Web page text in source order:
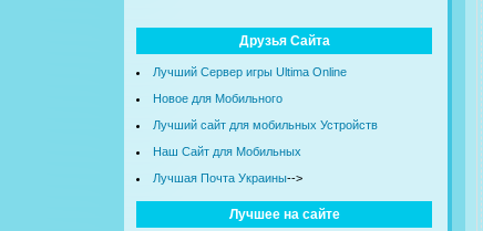
Друзья Сайта
Лучший Сервер игры Ultima Online
Новое для Мобильного
Лучший сайт для мобильных Устройств
Наш Сайт для Мобильных
Лучшая Почта Украины-->
Лучшее на сайте